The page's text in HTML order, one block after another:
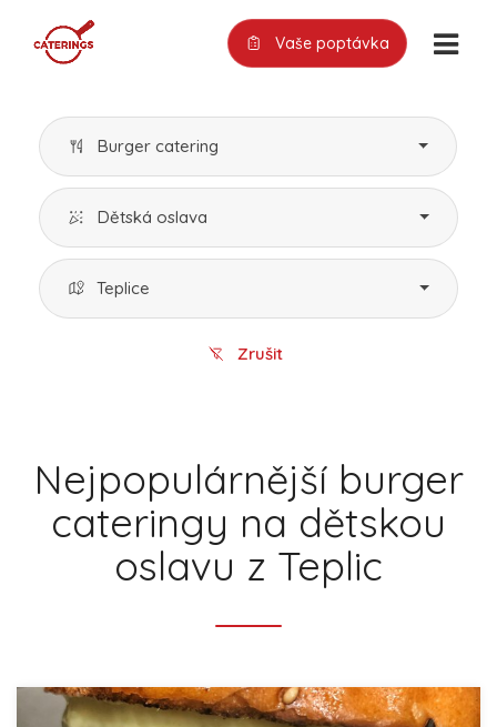
Vaše poptávka
Burger catering
Dětská oslava
Teplice
Zrušit
Nejpopulárnější burger
cateringy na dětskou
oslavu z Teplic